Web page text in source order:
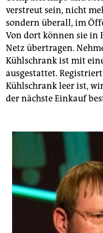
verstreut sein, nicht
sondern überall, im
Von dort können sie in
Netz übertragen.
Kühlschrank ist mit
ausgestattet.
Kühlschrank leer ist,
der nächste Einkauf